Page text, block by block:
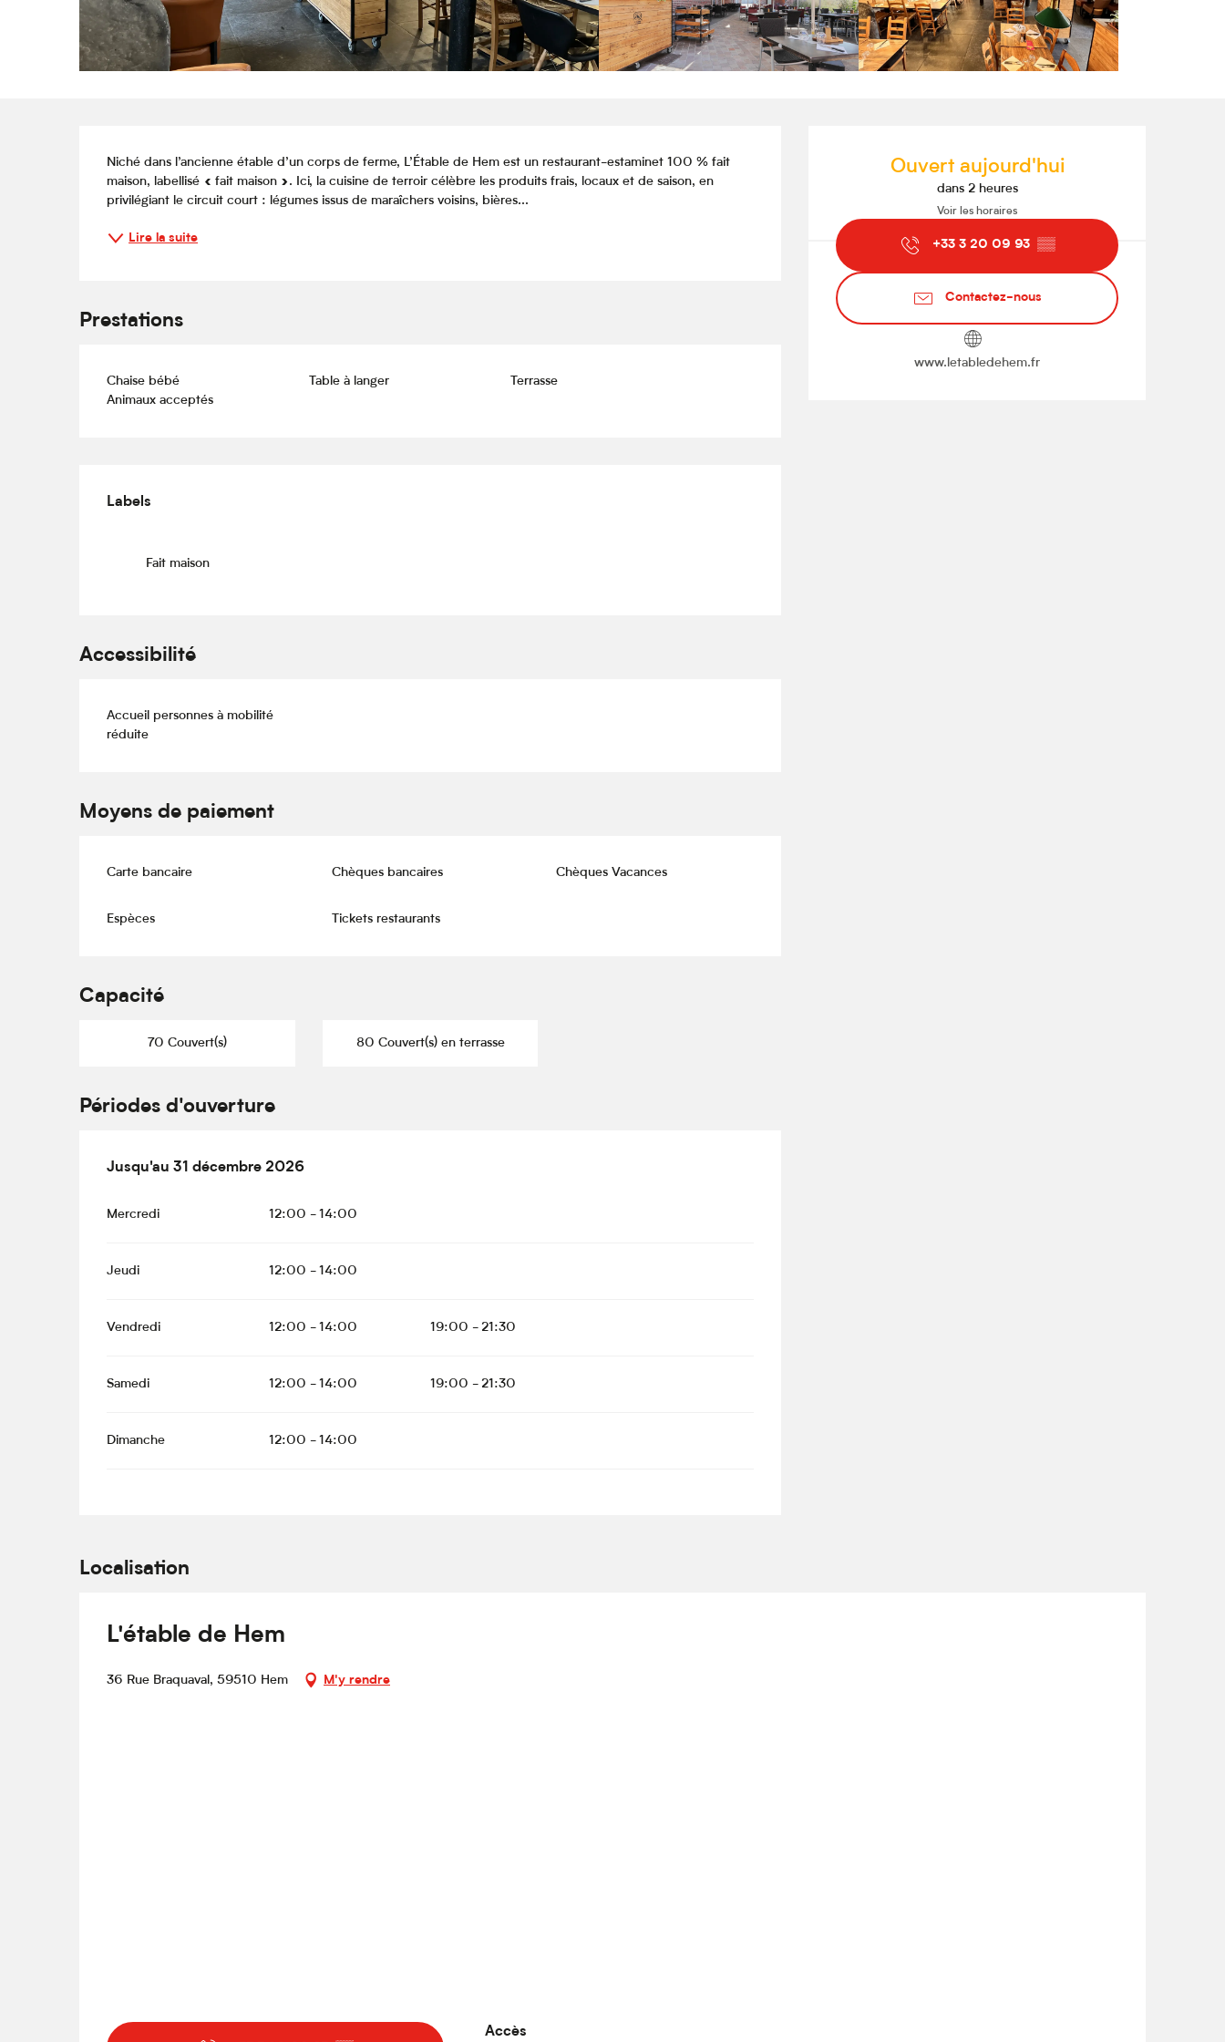
Ouvert aujourd'hui
dans 2 heures
Voir les horaires
+33 3 20 09 93 ▒▒
Contactez-nous
www.letabledehem.fr
Description
Niché dans l’ancienne étable d’un corps de ferme, L’Étable de Hem est un restaurant-estaminet 100 % fait
maison, labellisé « fait maison ». Ici, la cuisine de terroir célèbre les produits frais, locaux et de saison, en
privilégiant le circuit court : légumes issus de maraîchers voisins, bières...
Lire la suite
Prestations
Chaise bébé Table à langer
Terrasse
Animaux acceptés
Offres de prestations
Labels
Labels
Fait maison
Accessibilité
Accueil personnes à mobilité
réduite
Moyens de paiement
Carte bancaire Chèques bancaires Chèques Vacances
Espèces Tickets restaurants
Capacité
70 Couvert(s) 80 Couvert(s) en terrasse
Périodes d'ouverture
Du2 janvier 2026au31 décembre 2026
Jusqu'au 31 décembre 2026
Mercredi 12:00 - 14:00
Jeudi 12:00 - 14:00
Vendredi 12:00 - 14:00 19:00 - 21:30
Samedi 12:00 - 14:00 19:00 - 21:30
Dimanche 12:00 - 14:00
Localisation
L'étable de Hem
36 Rue Braquaval, 59510 Hem M'y rendre
Accès
Accès